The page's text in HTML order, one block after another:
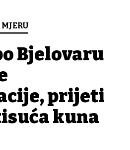
Bjelovaru
prijeti
kuna